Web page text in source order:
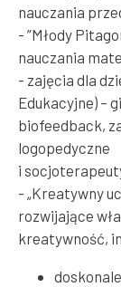
nauczania
- ”Młody
nauczania
- zajęcia dla
Edukacyjne) –
biofeedback,
logopedyczne
i
- „Kreatywny
rozwijające
kreatywność,